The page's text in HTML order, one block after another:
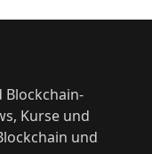
Blockchain-
Kurse und
und